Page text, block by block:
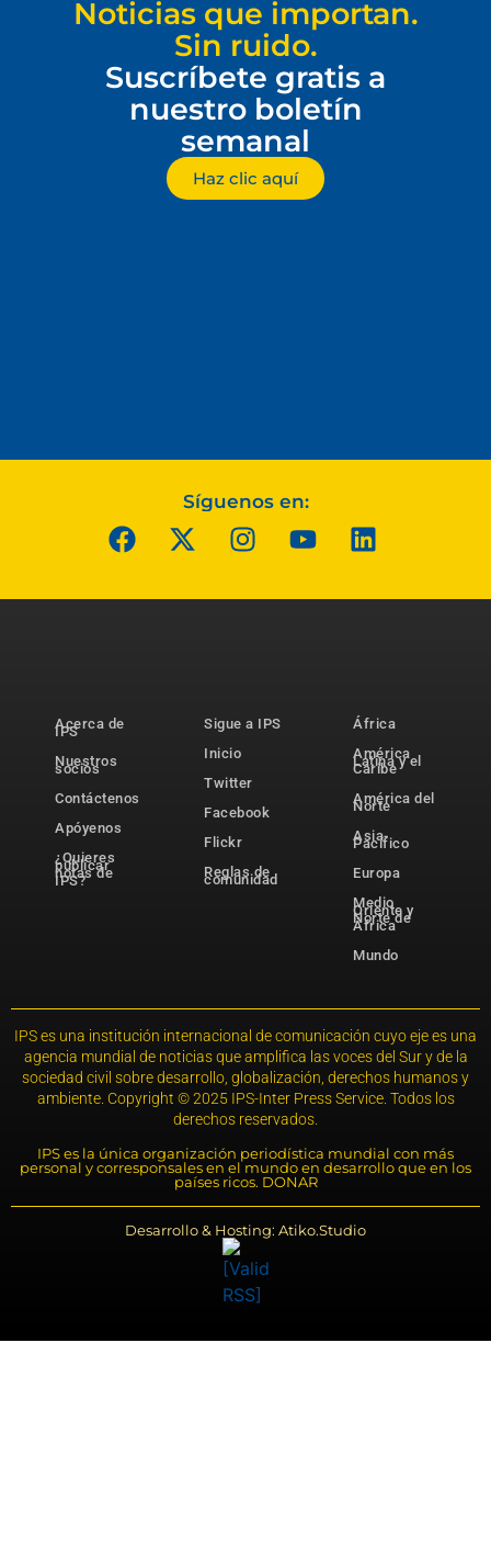
Noticias que importan.
Sin ruido.
Suscríbete gratis a
nuestro boletín
semanal
Haz clic aquí
Síguenos en:
Acerca de
IPS
Nuestros
socios
Contáctenos
Apóyenos
¿Quieres
publicar
notas de
IPS?
Sigue a IPS
Inicio
Twitter
Facebook
Flickr
Reglas de
comunidad
África
América
Latina y el
Caribe
América del
Norte
Asia-
Pacífico
Europa
Medio
Oriente y
Norte de
África
Mundo
IPS es una institución internacional de comunicación cuyo eje es una
agencia mundial de noticias que amplifica las voces del Sur y de la
sociedad civil sobre desarrollo, globalización, derechos humanos y
ambiente. Copyright © 2025 IPS-Inter Press Service. Todos los
derechos reservados.
IPS es la única organización periodística mundial con más
personal y corresponsales en el mundo en desarrollo que en los
países ricos. DONAR
Desarrollo & Hosting: Atiko.Studio